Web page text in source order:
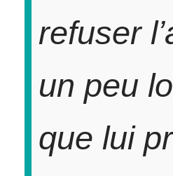
refuser
un peu
que lui